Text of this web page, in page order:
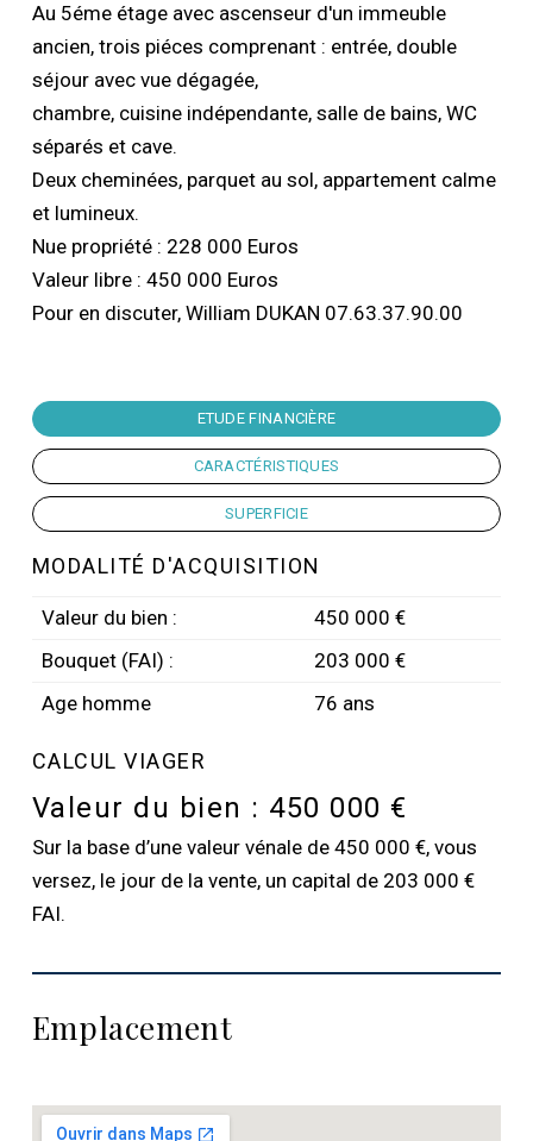
Au 5éme étage avec ascenseur d'un immeuble
ancien, trois piéces comprenant : entrée, double
séjour avec vue dégagée,
chambre, cuisine indépendante, salle de bains, WC
séparés et cave.
Deux cheminées, parquet au sol, appartement calme
et lumineux.
Nue propriété : 228 000 Euros
Valeur libre : 450 000 Euros
Pour en discuter, William DUKAN 07.63.37.90.00
ETUDE FINANCIÈRE
CARACTÉRISTIQUES
SUPERFICIE
MODALITÉ D'ACQUISITION
Valeur du bien :
450 000 €
Bouquet (FAI) :
203 000 €
Age homme
76 ans
CALCUL VIAGER
Valeur du bien : 450 000 €
Sur la base d’une valeur vénale de 450 000 €, vous
versez, le jour de la vente, un capital de 203 000 €
FAI.
Emplacement